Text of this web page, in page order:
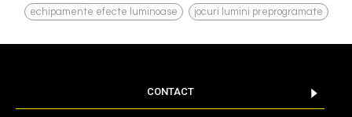
echipamente efecte luminoase , jocuri lumini preprogramate
CONTACT